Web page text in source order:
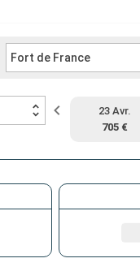
Fort de France
23 Avr.
705 €